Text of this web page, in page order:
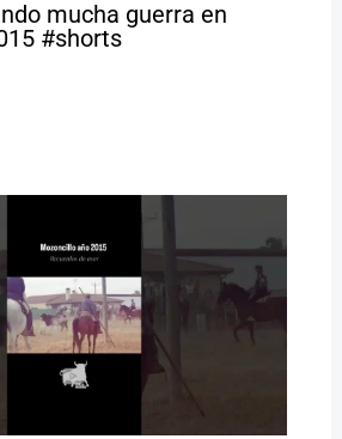
mucha guerra en
#shorts